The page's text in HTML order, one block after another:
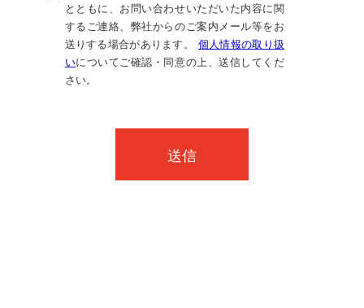
とともに、お問い合わせいただいた内容に関
するご連絡、弊社からのご案内メール等をお
送りする場合があります。
個人情報の取り扱
いについてご確認・同意の上、送信してくだ
さい。